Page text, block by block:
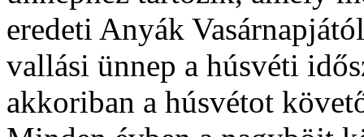
eredeti Anyák
vallási ünnep a húsvéti
akkoriban a húsvétot